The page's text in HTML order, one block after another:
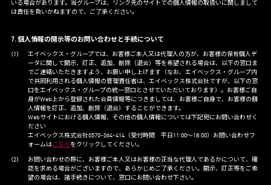
いる場合があります。当グループは、リンク先のサイトでの個人情報の取扱いに関しまして
は責任を負いかねますので、ご了承ください。
7. 個人情報の開示等のお問い合わせと手続について
エイベックス・グループでは、お客様ご本人又は代理人の方が、お客様の保有個人デ
ータに関して開示、訂正、追加、削除（退会）等を希望される場合は、以下の窓口ま
でご連絡いただきますよう、お願い申し上げます（なお、エイベックス・グループ内
で共同利用される個人情報の管理責任者は、エイベックス株式会社ですが、以下の窓
口をエイベックス・グループの統一窓口とさせていただいております）。お客様ご自
身がWeb上から登録された会員情報等につきましては、お客様ご自身で、お客様の個
人情報を訂正、追加、削除（退会）することができます。
Webサイトにおける個人情報、その他の個人情報については下記宛にお問い合わせく
ださい
エイベックス株式会社0570-064-414（受付時間 平日11:00～18:00）お問い合わせフ
ォームはこちら をクリックしてください。
お問い合わせの際に、お客様ご本人又はお客様の正当な代理人であるかについて、確
認を求める場合がございますので、あらかじめご了承ください。開示、訂正等をご希
望の場合は、諸手続きについて、窓口にお問い合わせ下さい。